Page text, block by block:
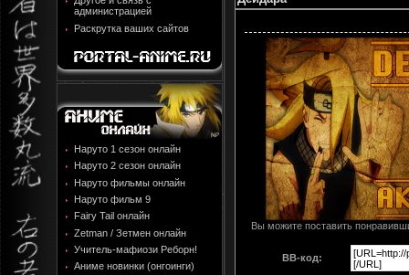
администрацией
Раскрутка ваших сайтов
Наруто 1 сезон онлайн
Наруто 2 сезон онлайн
Наруто фильмы онлайн
Наруто фильм 9
Fairy Tail онлайн
Zetman / Зетмен онлайн
Учитель-мафиози Реборн!
Аниме новинки (онгоинги)
Вы можите поставить
BB-код: